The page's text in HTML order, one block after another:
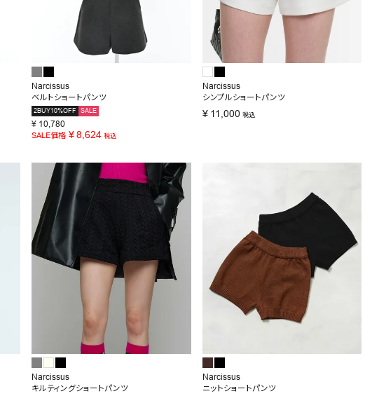
Narcissus
ベルトショートパンツ
2BUY10%OFF SALE
¥ 10,780
SALE価格 ¥ 8,624 税込
Narcissus
シンプルショートパンツ
¥ 11,000 税込
Narcissus
キルティングショートパンツ
Narcissus
ニットショートパンツ